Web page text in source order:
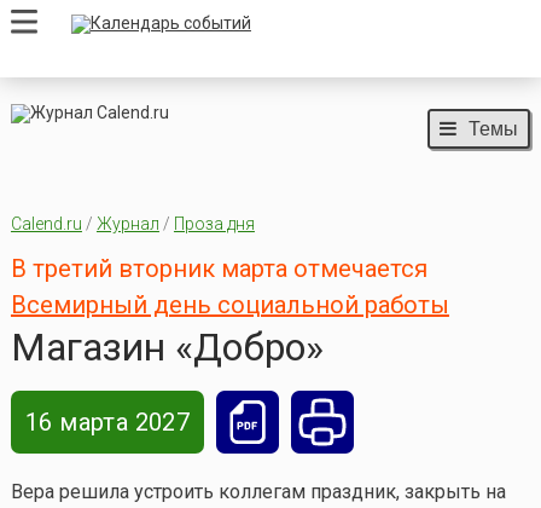
Темы
Calend.ru / Журнал / Проза дня
В третий вторник марта отмечается
Всемирный день социальной работы
Магазин «Добро»
16 марта 2027
Вера решила устроить коллегам праздник, закрыть на